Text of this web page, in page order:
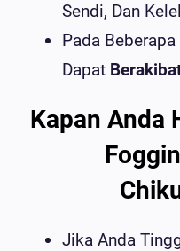
Sendi, Dan
Pada
Dapat
Kapan Anda
Jika Anda